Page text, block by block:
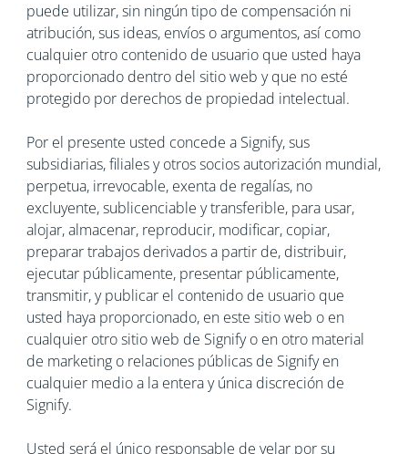
puede utilizar, sin ningún tipo de compensación ni
atribución, sus ideas, envíos o argumentos, así como
cualquier otro contenido de usuario que usted haya
proporcionado dentro del sitio web y que no esté
protegido por derechos de propiedad intelectual.
Por el presente usted concede a Signify, sus
subsidiarias, filiales y otros socios autorización mundial,
perpetua, irrevocable, exenta de regalías, no
excluyente, sublicenciable y transferible, para usar,
alojar, almacenar, reproducir, modificar, copiar,
preparar trabajos derivados a partir de, distribuir,
ejecutar públicamente, presentar públicamente,
transmitir, y publicar el contenido de usuario que
usted haya proporcionado, en este sitio web o en
cualquier otro sitio web de Signify o en otro material
de marketing o relaciones públicas de Signify en
cualquier medio a la entera y única discreción de
Signify.
Usted será el único responsable de velar por su